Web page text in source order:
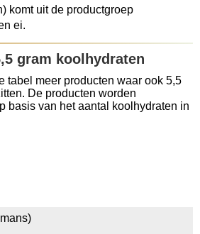
komt uit de productgroep
ei.
gram koolhydraten
tabel meer producten waar ook 5,5
De producten worden
basis van het aantal koolhydraten in